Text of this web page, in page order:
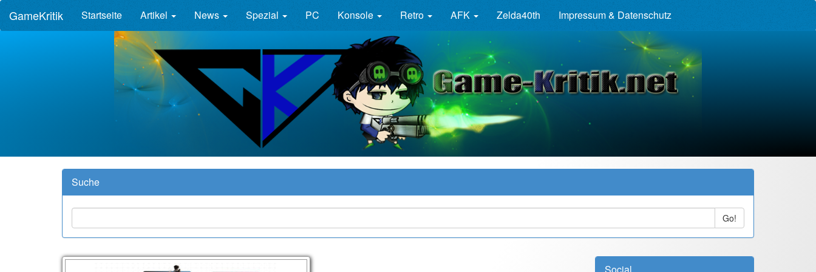
GameKritik Startseite Artikel News Spezial PC Konsole Retro AFK Zelda40th Impressum & Datenschutz
Suche
Go!